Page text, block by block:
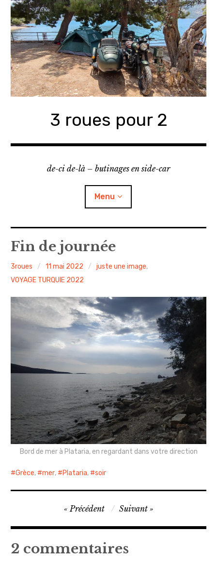
Accéder
contenu
principal
3 roues pour 2
de-ci de-là – butinages en side-car
Menu
A propos
Confidentialité
Itinéraire(s)
Side-car(s)
Fin de journée
3roues 11 mai 2022 juste une image,
VOYAGE TURQUIE 2022
Bord de mer à Plataria, en regardant dans votre direction
Grèce, mer, Plataria, soir
Navigation
de
l’article
Précédent Suivant
2 commentaires